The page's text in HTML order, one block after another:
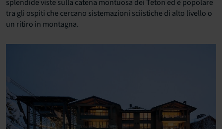
splendide viste sulla catena montuosa dei Teton ed è popolare
tra gli ospiti che cercano sistemazioni sciistiche di alto livello o
un ritiro in montagna.